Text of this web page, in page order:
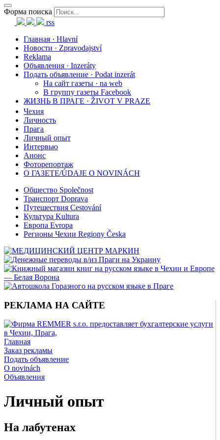
Форма поиска
rss
Главная · Hlavní
Новости · Zpravodajství
Reklama
Объявления · Inzeráty
Подать объявление · Podat inzerát
На сайт газеты · na web
В группу газеты Facebook
ЖИЗНЬ В ПРАГЕ · ŽIVOT V PRAZE
Чехия
Личность
Прага
Личный опыт
Интервью
Анонс
Фоторепортаж
О ГАЗЕТЕ/ÚDAJE O NOVINÁCH
Общество Společnost
Транспорт Doprava
Путешествия Cestování
Культура Kultura
Европа Evropa
Регионы Чехии Regiony Česka
РЕКЛАМА НА САЙТЕ
Главная
Заказ рекламы
Подать объявление
O novinách
Объявления
Личный опыт
На лабутенах